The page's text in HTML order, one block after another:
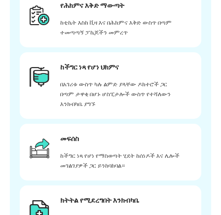
የሕክምና እቅድ ማውጣት
ከቲኬት እስከ ቪዛ እና በሕክምና እቅድ ውስጥ በጣም
ተመጣጣኝ ፓኬጆችን መምረጥ
ከችግር ነጻ የሆነ ህክምና
በአገሪቱ ውስጥ ካሉ ልምድ ያላቸው ዶክተሮች ጋር
በጣም ታዋቂ በሆኑ ሆስፒታሎች ውስጥ የተሻለውን
እንክብካቤ ያግኙ
መፍሰስ
ከችግር ነጻ የሆነ የማስወጣት ሂደት ከሰነዶች እና ሌሎች
መገልገያዎች ጋር ይንከባከባል።
ክትትል የሚደረግበት እንክብካቤ